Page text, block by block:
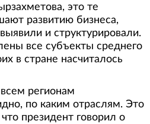
это те
развитию бизнеса,
и структурировали.
все субъекты среднего
в стране насчиталось
регионам
по каким отраслям. Это
президент говорил о